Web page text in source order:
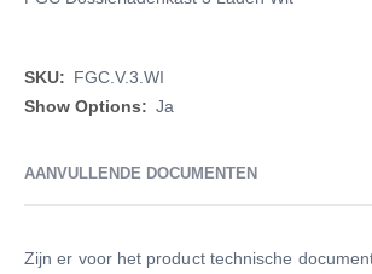
Meer
informatie
FGC.V.3.WI
Ja
AANVULLENDE DOCUMENTEN
Zijn er voor het product technische